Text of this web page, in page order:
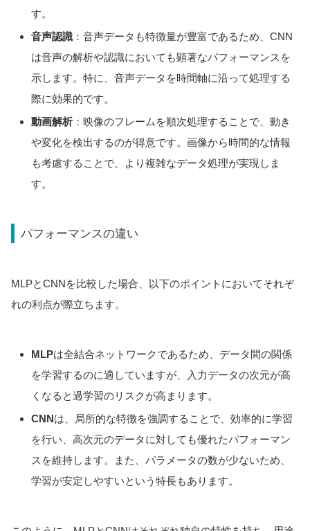
す。
音声認識 ：音声データも特徴量が豊富であるため、CNN
は音声の解析や認識においても顕著なパフォーマンスを
示します。特に、音声データを時間軸に沿って処理する
際に効果的です。
動画解析 ：映像のフレームを順次処理することで、動き
や変化を検出するのが得意です。画像から時間的な情報
も考慮することで、より複雑なデータ処理が実現しま
す。
パフォーマンスの違い
MLPとCNNを比較した場合、以下のポイントにおいてそれぞ
れの利点が際立ちます。
MLPは全結合ネットワークであるため、データ間の関係
を学習するのに適していますが、入力データの次元が高
くなると過学習のリスクが高まります。
CNNは、局所的な特徴を強調することで、効率的に学習
を行い、高次元のデータに対しても優れたパフォーマン
スを維持します。また、パラメータの数が少ないため、
学習が安定しやすいという特長もあります。